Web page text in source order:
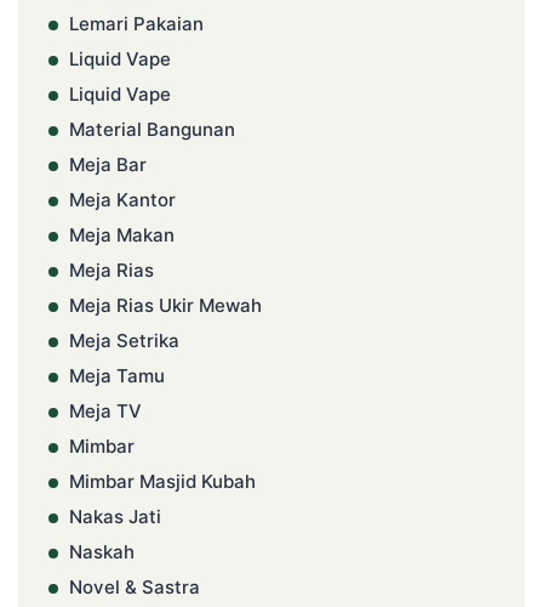
Lemari Pakaian
Liquid Vape
Liquid Vape
Material Bangunan
Meja Bar
Meja Kantor
Meja Makan
Meja Rias
Meja Rias Ukir Mewah
Meja Setrika
Meja Tamu
Meja TV
Mimbar
Mimbar Masjid Kubah
Nakas Jati
Naskah
Novel & Sastra